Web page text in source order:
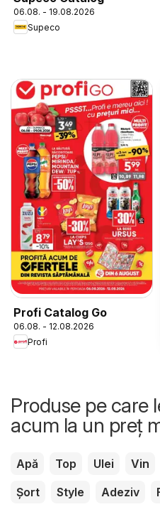
06.08. - 19.08.2026
Supeco
Profi Catalog Go
06.08. - 12.08.2026
Profi
Produse pe care
acum la un preț
Apă Top Ulei Vin
Șort
Style Adeziv